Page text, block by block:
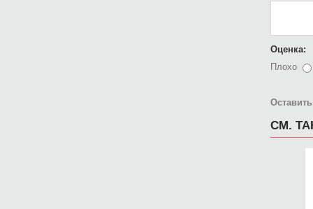
Оценка:
Плохо
СМ.